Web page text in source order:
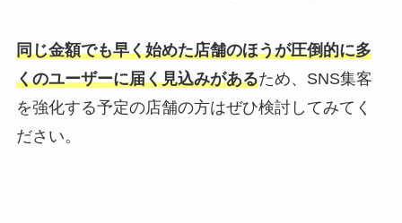
同じ金額でも早く始めた店舗のほうが圧倒的に多
くのユーザーに届く見込みがあるため、SNS集客
を強化する予定の店舗の方はぜひ検討してみてく
ださい。